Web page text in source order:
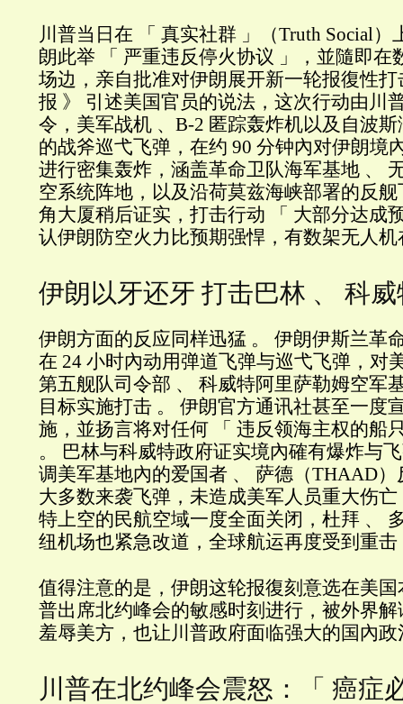
川普当日在 「 真实社群 」（Truth Social
朗此举 「 严重违反停火协议 」，並隨即在
场边，亲自批准对伊朗展开新一轮报復性
报 》 引述美国官员的说法，这次行动由川
令，美军战机 、B-2 匿踪轰炸机以及自波
的战斧巡弋飞弹，在约 90 分钟內对伊朗境
进行密集轰炸，涵盖革命卫队海军基地 、
空系统阵地，以及沿荷莫兹海峡部署的反
角大厦稍后证实，打击行动 「 大部分达成
认伊朗防空火力比预期强悍，有数架无人
伊朗以牙还牙 打击巴林 、 科
伊朗方面的反应同样迅猛 。 伊朗伊斯兰革
在 24 小时內动用弹道飞弹与巡弋飞弹，对
第五舰队司令部 、 科威特阿里萨勒姆空军
目标实施打击 。 伊朗官方通讯社甚至一度
施，並扬言将对任何 「 违反领海主权的船
。 巴林与科威特政府证实境內確有爆炸与
调美军基地內的爱国者 、 萨德（THAAD
大多数来袭飞弹，未造成美军人员重大伤
特上空的民航空域一度全面关闭，杜拜 、
纽机场也紧急改道，全球航运再度受到重击
值得注意的是，伊朗这轮报復刻意选在美
普出席北约峰会的敏感时刻进行，被外界
羞辱美方，也让川普政府面临强大的国內政
川普在北约峰会震怒：「 癌症